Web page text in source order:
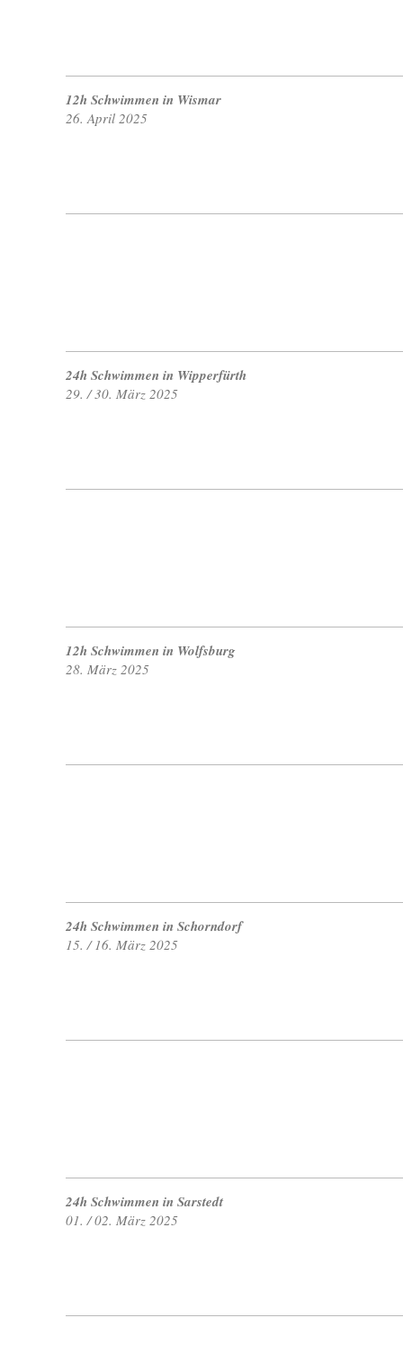
12h Schwimmen in Wismar
26. April 2025
24h Schwimmen in Wipperfürth
29. / 30. März 2025
12h Schwimmen in Wolfsburg
28. März 2025
24h Schwimmen in Schorndorf
15. / 16. März 2025
24h Schwimmen in Sarstedt
01. / 02. März 2025